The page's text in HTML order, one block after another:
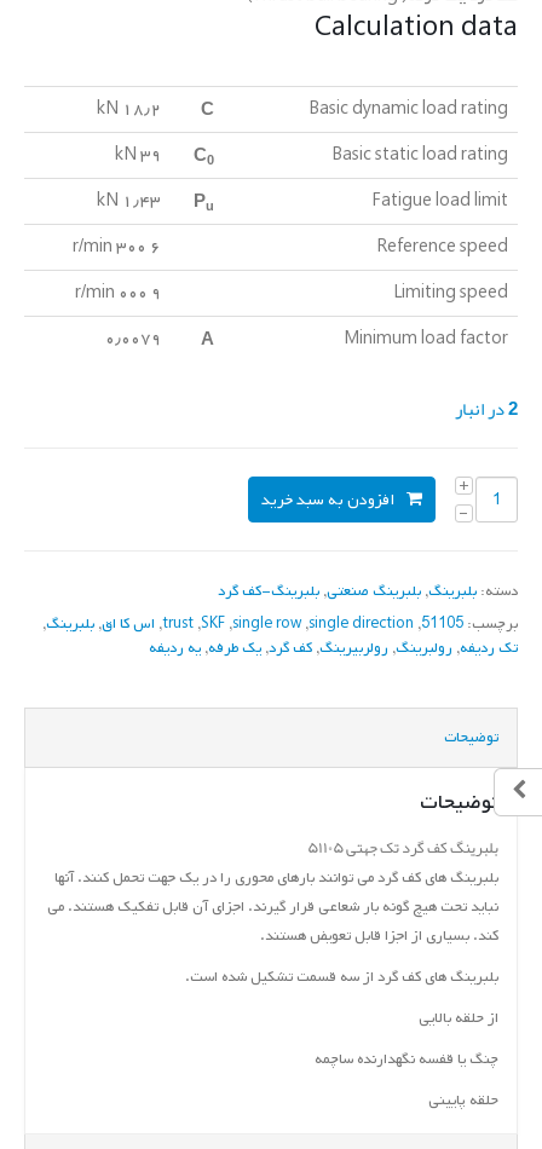
Calculation data
Basic dynamic load rating
C
۱۸٫۲ kN
Basic static load rating
C0
۳۹ kN
Fatigue load limit
Pu
۱٫۴۳ kN
Reference speed
۶ ۳۰۰ r/min
Limiting speed
۹ ۰۰۰ r/min
Minimum load factor
A ۰٫۰۰۷۹
2 در انبار
افزودن به سبد خرید
دسته: بلبرینگ, بلبرینگ صنعتی, بلبرینگ-کف گرد
برچسب: 51105
,
single direction
,
single row
,
SKF
,
trust
, اس کا اق, بلبرینگ,
تک ردیفه, رولبرینگ, رولربیرینگ, کف گرد, یک طرفه, یه ردیفه
توضیحات
توضیحات
بلبرینگ کف گرد تک جهتی ۵۱۱۰۵
بلبرینگ های کف گرد می توانند بارهای محوری را در یک جهت تحمل کنند. آنها
نباید تحت هیچ گونه بار شعاعی قرار گیرند. اجزای آن قابل تفکیک هستند. می
کند. بسیاری از اجزا قابل تعویض هستند.
بلبرینگ های کف گرد از سه قسمت تشکیل شده است.
از حلقه بالایی
چنگ یا قفسه نگهدارنده ساچمه
حلقه پایینی